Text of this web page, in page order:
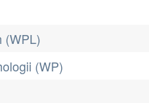
(WPL)
(WP)